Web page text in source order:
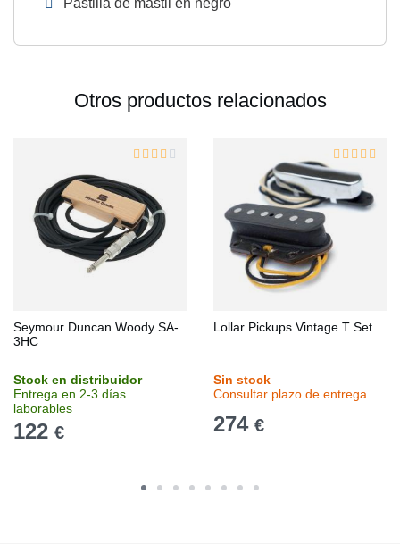
Pastilla de mástil en negro
Otros productos relacionados
Seymour Duncan Woody SA-
3HC
Stock en distribuidor
Entrega en 2-3 días
laborables
122 €
Lollar Pickups Vintage T Set
Sin stock
Consultar plazo de entrega
274 €